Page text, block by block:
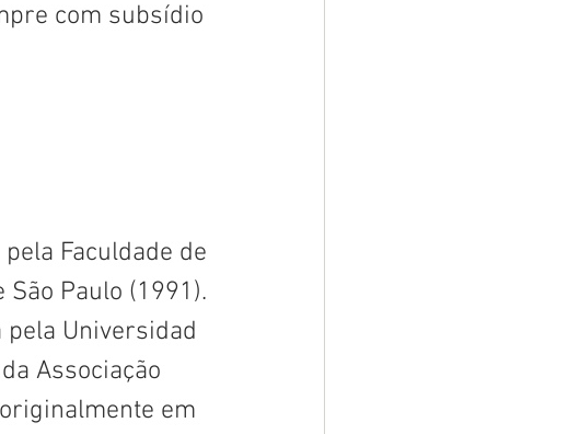
com subsídio
Faculdade de
Paulo (1991).
Universidad
Associação
em